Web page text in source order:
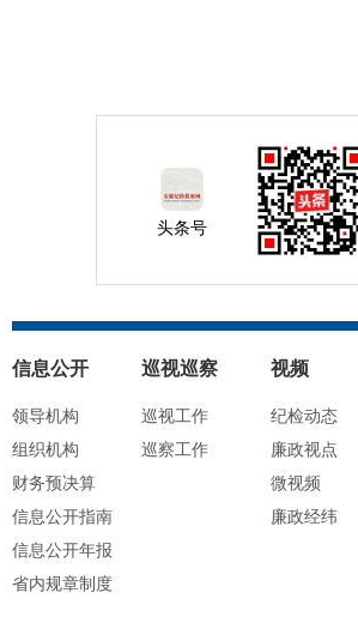
头条号
信息公开
领导机构
组织机构
财务预决算
信息公开指南
信息公开年报
省内规章制度
巡视巡察
巡视工作
巡察工作
视频
纪检动态
廉政视点
微视频
廉政经纬